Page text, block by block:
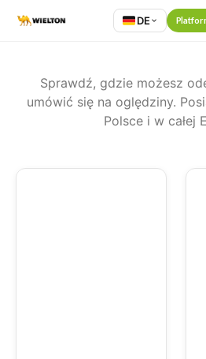
DE
Sprawdź, gdzie możesz
umówić się na oględziny.
Polsce i w całej